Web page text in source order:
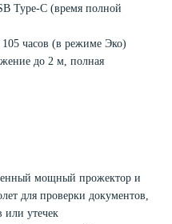
Type-C (время полной
часов (в режиме Эко)
до 2 м, полная
мощный прожектор и
для проверки документов,
или утечек